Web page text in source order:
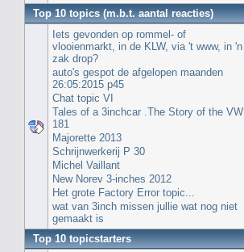
Top 10 topics (m.b.t. aantal reacties)
Iets gevonden op rommel- of
vlooienmarkt, in de KLW, via 't www, in 'n
zak drop?
auto's gespot de afgelopen maanden
26:05:2015 p45
Chat topic VI
Tales of a 3inchcar .The Story of the VW
181
Majorette 2013
Schrijnwerkerij P 30
Michel Vaillant
New Norev 3-inches 2012
Het grote Factory Error topic...
wat van 3inch missen jullie wat nog niet
gemaakt is
Top 10 topicstarters